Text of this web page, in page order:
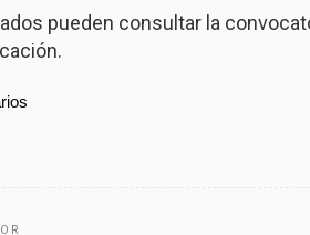
pueden consultar la